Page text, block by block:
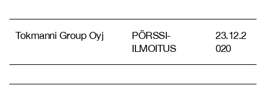
Tokmanni Group Oyj
PÖRSSI-
ILMOITUS
23.12.2
020